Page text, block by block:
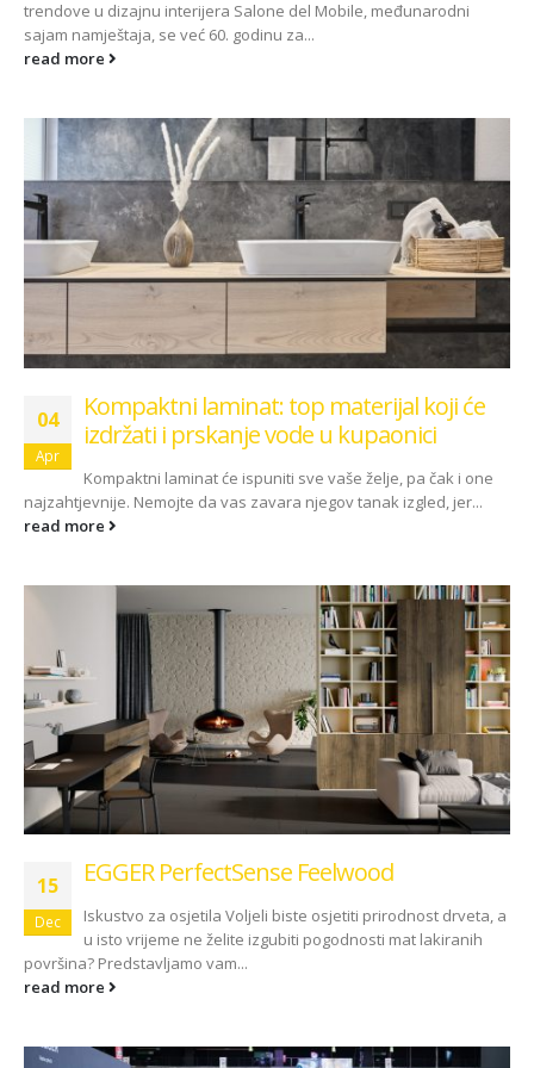
trendove u dizajnu interijera Salone del Mobile, međunarodni
sajam namještaja, se već 60. godinu za...
read more
04
Apr
Kompaktni laminat: top materijal koji će
izdržati i prskanje vode u kupaonici
Kompaktni laminat će ispuniti sve vaše želje, pa čak i one
najzahtjevnije. Nemojte da vas zavara njegov tanak izgled, jer...
read more
15
Dec
EGGER PerfectSense Feelwood
Iskustvo za osjetila Voljeli biste osjetiti prirodnost drveta, a
u isto vrijeme ne želite izgubiti pogodnosti mat lakiranih
površina? Predstavljamo vam...
read more
Kako odabrati pravi
format podnih daski?
15/01/2025
podove
15/01/2025
Inspiracija bez
spaja i najzahtjevnije
kutove
12/05/2026